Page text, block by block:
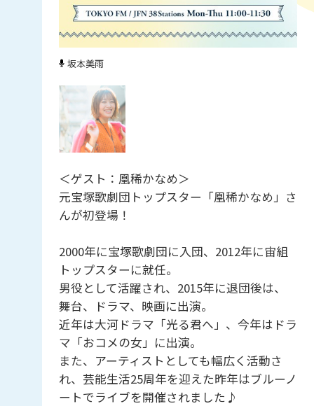
坂本美雨
＜ゲスト：凰稀かなめ＞
元宝塚歌劇団トップスター「凰稀かなめ」さ
んが初登場！
2000年に宝塚歌劇団に入団、2012年に宙組
トップスターに就任。
男役として活躍され、2015年に退団後は、
舞台、ドラマ、映画に出演。
近年は大河ドラマ「光る君へ」、今年はドラ
マ「おコメの女」に出演。
また、アーティストとしても幅広く活動さ
れ、芸能生活25周年を迎えた昨年はブルーノ
ートでライブを開催されました♪